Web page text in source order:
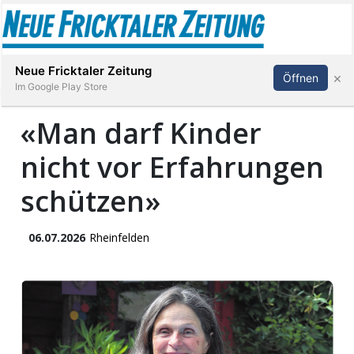
Stellen
E-
App
Abonnieren Anmelden
«Man darf Kinder
nicht vor Erfahrungen
schützen»
06.07.2026 Rheinfelden
Neue Fricktaler Zeitung
Im Google Play Store
Öffnen ×